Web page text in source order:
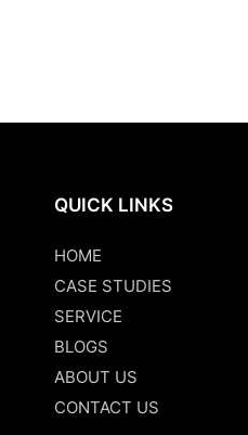
QUICK LINKS
HOME
CASE STUDIES
SERVICE
BLOGS
ABOUT US
CONTACT US